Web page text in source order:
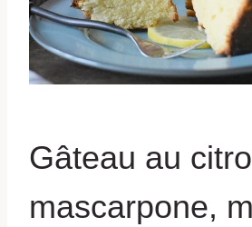
Gâteau au
mascarpone,